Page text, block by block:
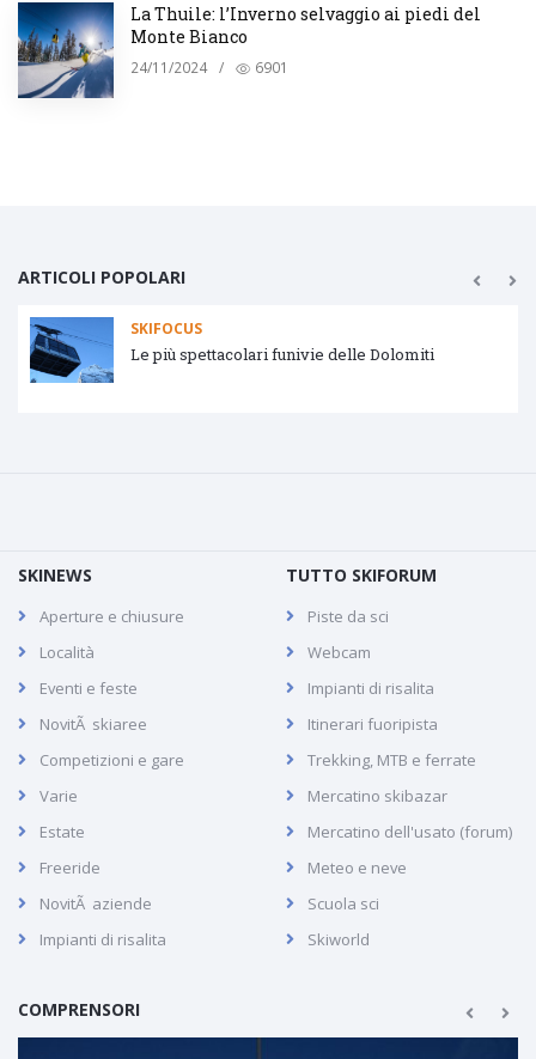
La Thuile: l’Inverno selvaggio ai piedi del
Monte Bianco
24/11/2024 / 6901
ARTICOLI POPOLARI
SKIFOCUS
Le più spettacolari funivie delle Dolomiti
SKINEWS
Aperture e chiusure
Località
Eventi e feste
NovitÃ skiaree
Competizioni e gare
Varie
Estate
Freeride
NovitÃ aziende
Impianti di risalita
TUTTO SKIFORUM
Piste da sci
Webcam
Impianti di risalita
Itinerari fuoripista
Trekking, MTB e ferrate
Mercatino skibazar
Mercatino dell'usato (forum)
Meteo e neve
Scuola sci
Skiworld
COMPRENSORI